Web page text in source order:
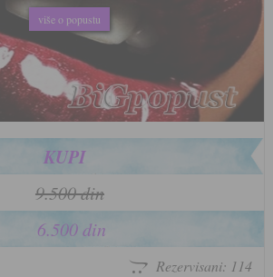
više o popustu
više o popustu
KUPI
9.500 din
6.500 din
Rezervisani: 114